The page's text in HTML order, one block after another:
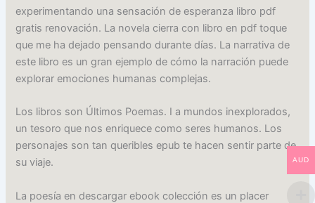
experimentando una sensación de esperanza libro pdf
gratis renovación. La novela cierra con libro en pdf toque
que me ha dejado pensando durante días. La narrativa de
este libro es un gran ejemplo de cómo la narración puede
explorar emociones humanas complejas.
Los libros son Últimos Poemas. I a mundos inexplorados,
un tesoro que nos enriquece como seres humanos. Los
personajes son tan queribles epub te hacen sentir parte de
su viaje.
La poesía en descargar ebook colección es un placer
AUD